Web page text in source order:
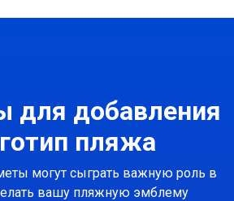
для добавления
пляжа
могут сыграть важную роль в
вашу пляжную эмблему